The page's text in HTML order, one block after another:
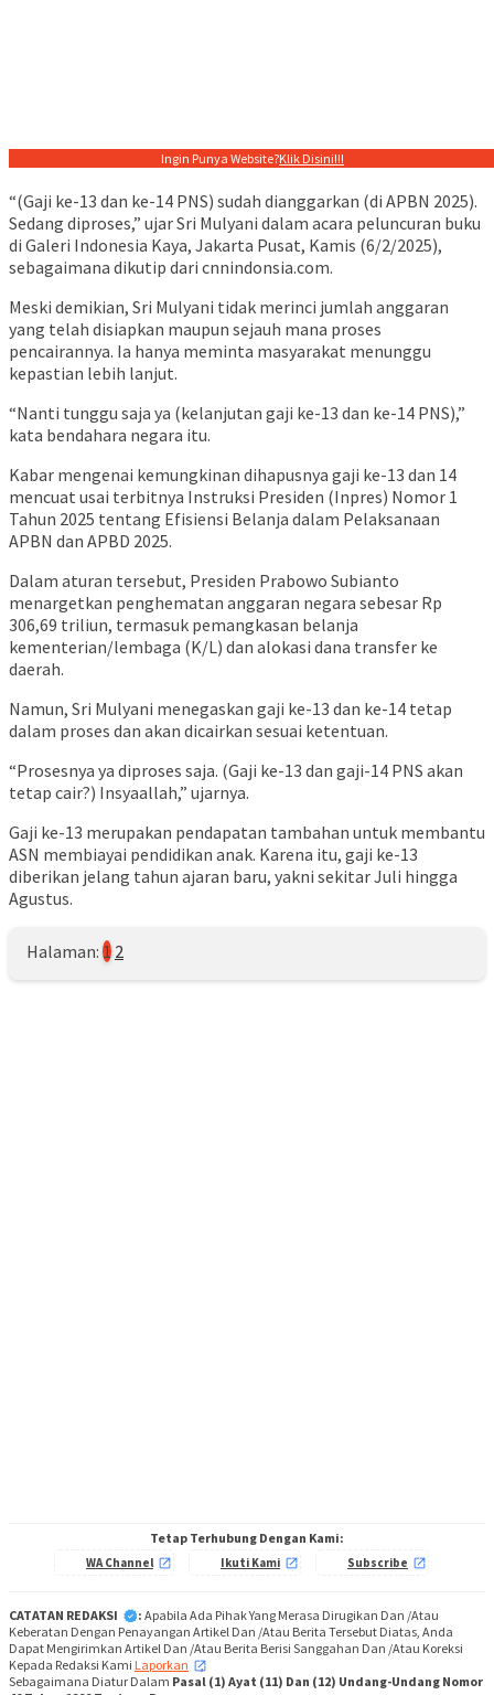
Ingin Punya Website?Klik Disini!!!
“(Gaji ke-13 dan ke-14 PNS) sudah dianggarkan (di APBN 2025).
Sedang diproses,” ujar Sri Mulyani dalam acara peluncuran buku
di Galeri Indonesia Kaya, Jakarta Pusat, Kamis (6/2/2025),
sebagaimana dikutip dari cnnindonsia.com.
Meski demikian, Sri Mulyani tidak merinci jumlah anggaran
yang telah disiapkan maupun sejauh mana proses
pencairannya. Ia hanya meminta masyarakat menunggu
kepastian lebih lanjut.
“Nanti tunggu saja ya (kelanjutan gaji ke-13 dan ke-14 PNS),”
kata bendahara negara itu.
Kabar mengenai kemungkinan dihapusnya gaji ke-13 dan 14
mencuat usai terbitnya Instruksi Presiden (Inpres) Nomor 1
Tahun 2025 tentang Efisiensi Belanja dalam Pelaksanaan
APBN dan APBD 2025.
Dalam aturan tersebut, Presiden Prabowo Subianto
menargetkan penghematan anggaran negara sebesar Rp
306,69 triliun, termasuk pemangkasan belanja
kementerian/lembaga (K/L) dan alokasi dana transfer ke
daerah.
Namun, Sri Mulyani menegaskan gaji ke-13 dan ke-14 tetap
dalam proses dan akan dicairkan sesuai ketentuan.
“Prosesnya ya diproses saja. (Gaji ke-13 dan gaji-14 PNS akan
tetap cair?) Insyaallah,” ujarnya.
Gaji ke-13 merupakan pendapatan tambahan untuk membantu
ASN membiayai pendidikan anak. Karena itu, gaji ke-13
diberikan jelang tahun ajaran baru, yakni sekitar Juli hingga
Agustus.
Halaman: 1 2
Tetap Terhubung Dengan Kami:
WA Channel Ikuti Kami Subscribe
CATATAN REDAKSI : Apabila Ada Pihak Yang Merasa Dirugikan Dan /Atau
Keberatan Dengan Penayangan Artikel Dan /Atau Berita Tersebut Diatas, Anda
Dapat Mengirimkan Artikel Dan /Atau Berita Berisi Sanggahan Dan /Atau Koreksi
Kepada Redaksi Kami Laporkan
,
Sebagaimana Diatur Dalam Pasal (1) Ayat (11) Dan (12) Undang-Undang Nomor